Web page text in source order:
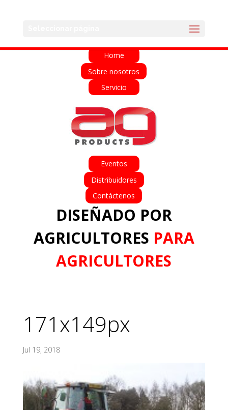
Home
Sobre nosotros
Servicio
Eventos
Distribuidores
Contáctenos
DISEÑADO POR
AGRICULTORES PARA
AGRICULTORES
171x149px
Jul 19, 2018